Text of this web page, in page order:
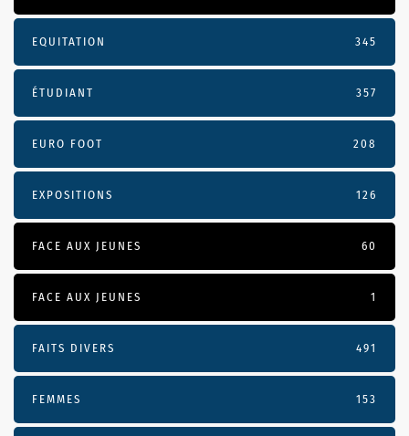
EQUITATION 345
ÉTUDIANT 357
EURO FOOT 208
EXPOSITIONS 126
FACE AUX JEUNES 60
FACE AUX JEUNES 1
FAITS DIVERS 491
FEMMES 153